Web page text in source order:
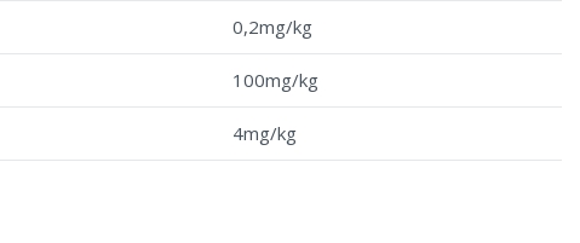
0,2mg/kg
100mg/kg
4mg/kg